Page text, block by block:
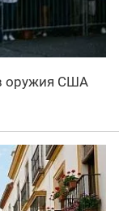
оружия США